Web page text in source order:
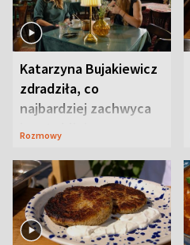
Katarzyna Bujakiewicz
zdradziła, co
najbardziej zachwyca
ją w Lublinie
Rozmowy